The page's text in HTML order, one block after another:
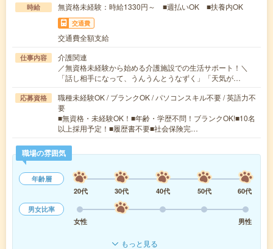
時給 無資格未経験：時給1330円～ ■週払いOK ■扶養内OK
交通費
交通費全額支給
仕事内容
介護関連
／無資格未経験から始める介護施設での生活サポート！＼
「話し相手になって、うんうんとうなずく」「天気が…
応募資格
職種未経験OK / ブランクOK / パソコンスキル不要 / 英語力不
要
■無資格・未経験OK！■年齢・学歴不問！ブランクOK!■10名
以上採用予定！■履歴書不要■社会保険完…
職場の雰囲気
年齢層
20代
30代 40代 50代
60代
男女比率
女性
男性
もっと見る